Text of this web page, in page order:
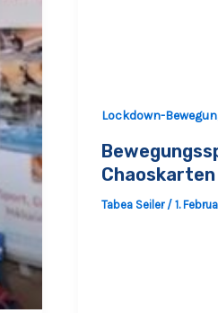
Lockdown-
Chaoskarten
Tabea Seiler / 1.